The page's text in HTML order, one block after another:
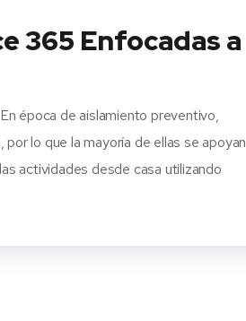
365 Enfocadas a
época de aislamiento preventivo,
lo que la mayoría de ellas se apoyan
actividades desde casa utilizando